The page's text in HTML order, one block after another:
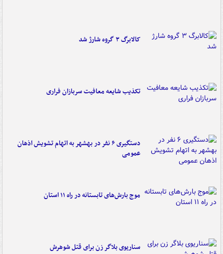
کالابرگ ۳ گروه شارژ شد
تکذیب شایعه معافیت سربازان فراری
دستگیری ۶ نفر در بهشهر به اتهام تشویش اذهان
عمومی
موج بارش‌های تابستانه در راه ۱۱ استان
سناریوی بلاگر زن برای قتل شوهرش